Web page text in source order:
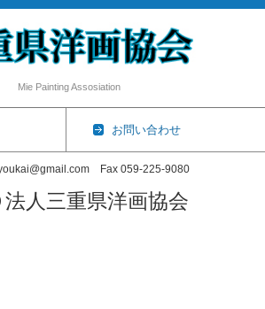
Mie Painting Assosiation
お問い合わせ
Fax 059-225-9080
法人三重県洋画協会